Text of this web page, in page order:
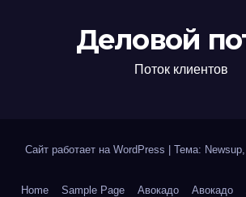
Деловой
Поток клиентов
Сайт работает на WordPress Тема:
Home Sample Page Авокадо Авокадо